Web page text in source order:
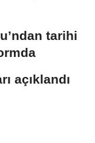
tarihi
açıklandı